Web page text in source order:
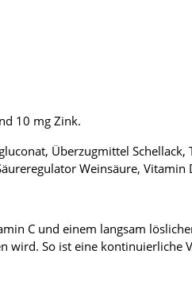
10 mg Zink.
Überzugmittel Schellack,
Weinsäure, Vitamin
C und einem langsam
wird. So ist eine